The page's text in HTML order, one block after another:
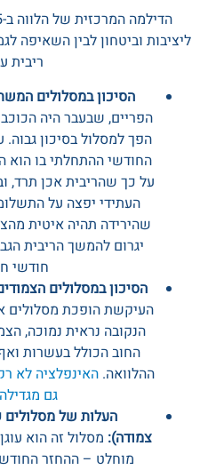
ליציבות וביטחון לבין השאיפה
ריבית
הסיכון במסלולים
הפריים, שבעבר היה
החודשי ההתחלתי בו הוא
על כך שהריבית אכן תרד,
העתידי יפצה על
שהירידה תהיה איטית
יגרום להמשך הריבית
חודשי
הסיכון במסלולים
העיקשת הופכת מסלולים
הנקובה נראית נמוכה,
החוב הכולל בעשרות
ההלוואה. האינפלציה לא
גם
העלות של
צמודה): מסלול זה הוא
מוחלט – ההחזר